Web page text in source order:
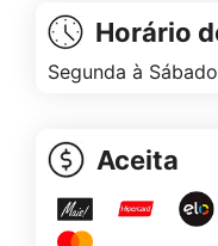
Horário
Segunda à
Aceita